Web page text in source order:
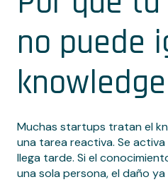
no puede
Muchas startups tratan el
una tarea reactiva. Se activa
llega tarde. Si el
una sola persona, el daño